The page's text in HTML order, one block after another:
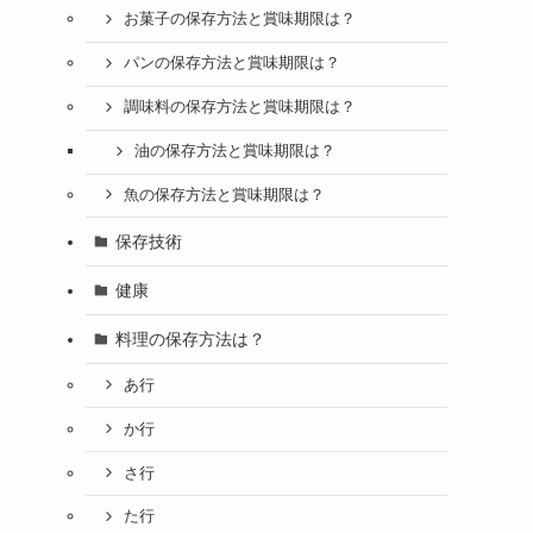
お菓子の保存方法と賞味期限は？
パンの保存方法と賞味期限は？
調味料の保存方法と賞味期限は？
油の保存方法と賞味期限は？
魚の保存方法と賞味期限は？
保存技術
健康
料理の保存方法は？
あ行
か行
さ行
た行